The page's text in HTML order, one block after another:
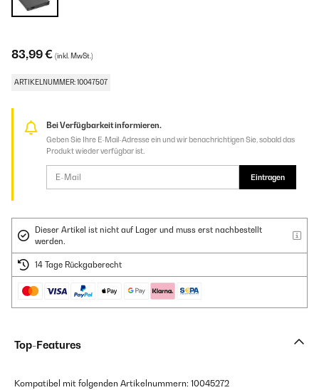
83,99 € (inkl. MwSt.)
ARTIKELNUMMER: 10047507
Bei Verfügbarkeit informieren.
Geben Sie Ihre E-Mail-Adresse ein und wir benachrichtigen Sie, sobald das
Produkt wieder verfügbar ist.
Eintragen
Dieser Artikel ist nicht auf Lager und muss erst nachbestellt
werden.
14 Tage Rückgaberecht
Top-Features
Kompatibel mit folgenden Artikelnummern: 10045272